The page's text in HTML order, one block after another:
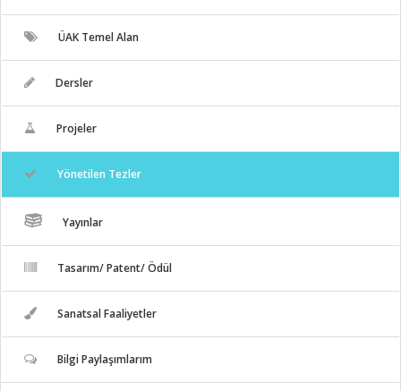
ÜAK Temel Alan
Dersler
Projeler
Yönetilen Tezler
Yayınlar
Tasarım/ Patent/ Ödül
Sanatsal Faaliyetler
Bilgi Paylaşımlarım